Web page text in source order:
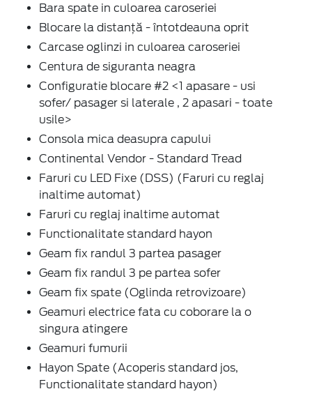
Bara spate in culoarea caroseriei
Blocare la distanță - întotdeauna oprit
Carcase oglinzi in culoarea caroseriei
Centura de siguranta neagra
Configuratie blocare #2 <1 apasare - usi
sofer/ pasager si laterale , 2 apasari - toate
usile>
Consola mica deasupra capului
Continental Vendor - Standard Tread
Faruri cu LED Fixe (DSS) (Faruri cu reglaj
inaltime automat)
Faruri cu reglaj inaltime automat
Functionalitate standard hayon
Geam fix randul 3 partea pasager
Geam fix randul 3 pe partea sofer
Geam fix spate (Oglinda retrovizoare)
Geamuri electrice fata cu coborare la o
singura atingere
Geamuri fumurii
Hayon Spate (Acoperis standard jos,
Functionalitate standard hayon)